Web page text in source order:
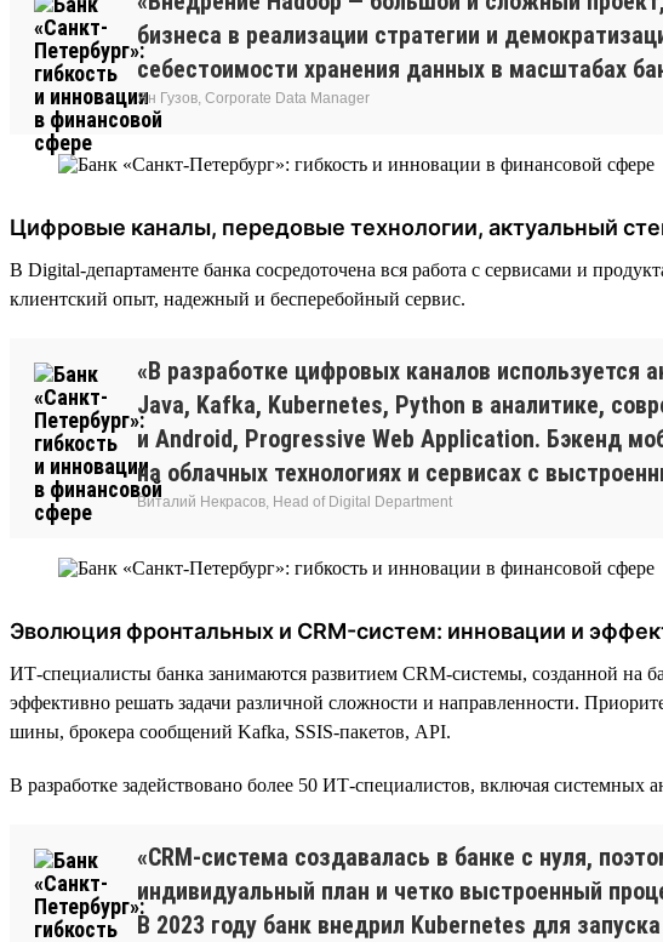
бизнеса в реализации стратегии и
себестоимости хранения данных в масштабах
Ян Гузов, Corporate Data Manager
Цифровые каналы, передовые технологии, актуальный
В Digital-департаменте банка сосредоточена вся работа с сервисами и
клиентский опыт, надежный и бесперебойный сервис.
«В разработке цифровых каналов
Java, Kafka, Kubernetes, Python в аналитике,
и Android, Progressive Web Application. Бэкенд
на облачных технологиях и сервисах с
Виталий Некрасов, Head of Digital Department
Эволюция фронтальных и CRM-систем: инновации и
ИТ-специалисты банка занимаются развитием CRM-системы, созданной
эффективно решать задачи различной сложности и направленности.
шины, брокера сообщений Kafka, SSIS-пакетов, API.
В разработке задействовано более 50 ИТ-специалистов, включая
«CRM-система создавалась в банке с нуля,
индивидуальный план и четко выстроенный
В 2023 году банк внедрил Kubernetes для